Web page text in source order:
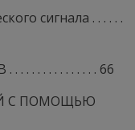
сигнала . . . . . .
. . . . . . . . . . . . 66
С ПОМОЩЬЮ